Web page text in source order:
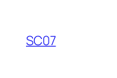
springen
SC07